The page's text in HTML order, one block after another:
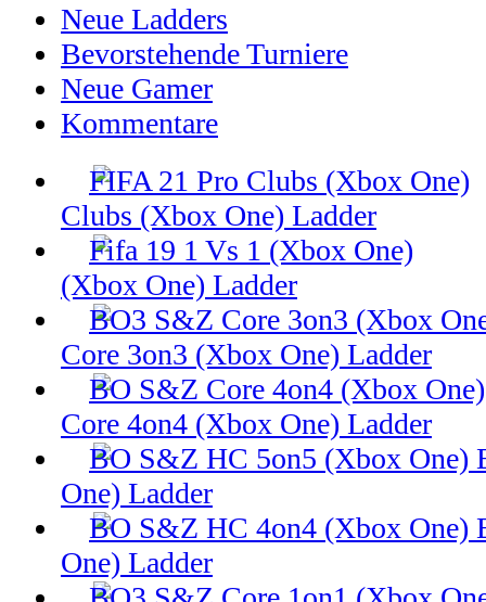
Neue Ladders
Bevorstehende Turniere
Neue Gamer
Kommentare
Clubs (Xbox One) Ladder
(Xbox One) Ladder
Core 3on3 (Xbox One) Ladder
Core 4on4 (Xbox One) Ladder
One) Ladder
One) Ladder